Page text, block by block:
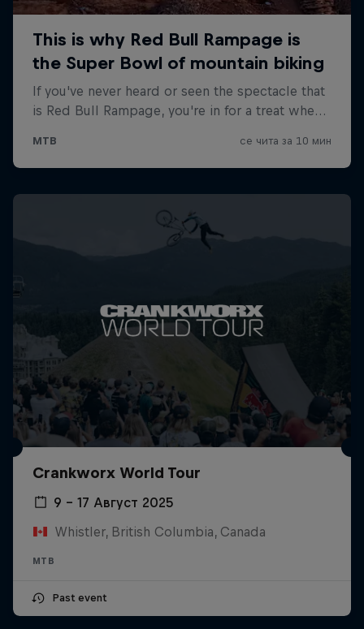
Crankworx World Tour
9 – 17 Август 2025
Whistler, British Columbia, Canada
MTB
Past event